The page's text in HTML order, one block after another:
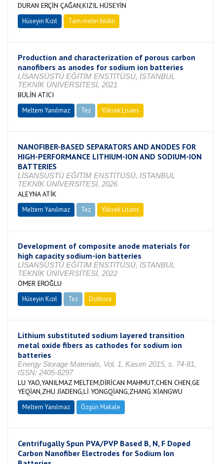
DURAN ERÇİN ÇAĞAN,KIZIL HÜSEYİN
Hüseyin Kızıl Tam metin bildiri
Production and characterization of porous carbon
nanofibers as anodes for sodium ion batteries
LİSANSÜSTÜ EĞİTİM ENSTİTÜSÜ, İSTANBUL
TEKNİK ÜNİVERSİTESİ, 2021
BÜLİN ATICI
Meltem Yanılmaz Tez Yüksek Lisans
NANOFIBER-BASED SEPARATORS AND ANODES FOR
HIGH-PERFORMANCE LITHIUM-ION AND SODIUM-ION
BATTERIES
LİSANSÜSTÜ EĞİTİM ENSTİTÜSÜ, İSTANBUL
TEKNİK ÜNİVERSİTESİ, 2026
ALEYNA ATİK
Meltem Yanılmaz Tez Yüksek Lisans
Development of composite anode materials for
high capacity sodium-ion batteries
LİSANSÜSTÜ EĞİTİM ENSTİTÜSÜ, İSTANBUL
TEKNİK ÜNİVERSİTESİ, 2022
ÖMER EROĞLU
Hüseyin Kızıl Tez Doktora
Lithium substituted sodium layered transition
metal oxide fibers as cathodes for sodium ion
batteries
Energy Storage Materials, Vol. 1, Kasım 2015, s. 74-81,
ISSN: 2405-8297
LU YAO,YANILMAZ MELTEM,DİRİCAN MAHMUT,CHEN CHEN,GE
YEQİAN,ZHU JİADENG,Lİ YONGQİANG,ZHANG XİANGWU
Meltem Yanılmaz Özgün Makale
Centrifugally Spun PVA/PVP Based B, N, F Doped
Carbon Nanofiber Electrodes for Sodium Ion